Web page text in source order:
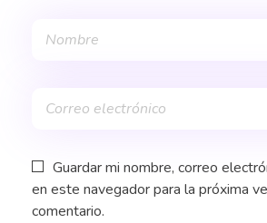
Guardar mi nombre, correo
en este navegador para la próxima
comentario.